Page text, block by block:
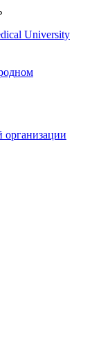
University
организации